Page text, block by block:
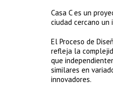
Casa C es un
ciudad cercano
El Proceso de
refleja la
que
similares en
innovadores.